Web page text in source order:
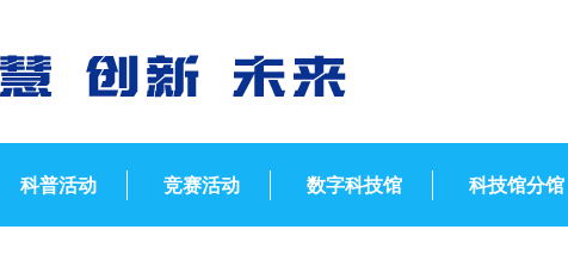
科普活动 竞赛活动 数字科技馆 科技馆分馆